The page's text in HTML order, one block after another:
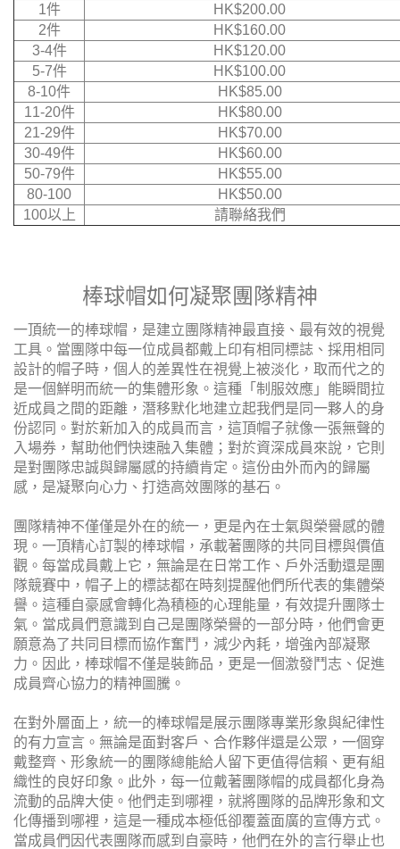
1件
HK$200.00
2件
HK$160.00
3-4件
HK$120.00
5-7件
HK$100.00
8-10件
HK$85.00
11-20件
HK$80.00
21-29件
HK$70.00
30-49件
HK$60.00
50-79件
HK$55.00
80-100
HK$50.00
100以上
請聯絡我們
棒球帽如何凝聚團隊精神
一頂統一的棒球帽，是建立團隊精神最直接、最有效的視覺
工具。當團隊中每一位成員都戴上印有相同標誌、採用相同
設計的帽子時，個人的差異性在視覺上被淡化，取而代之的
是一個鮮明而統一的集體形象。這種「制服效應」能瞬間拉
近成員之間的距離，潛移默化地建立起我們是同一夥人的身
份認同。對於新加入的成員而言，這頂帽子就像一張無聲的
入場券，幫助他們快速融入集體；對於資深成員來說，它則
是對團隊忠誠與歸屬感的持續肯定。這份由外而內的歸屬
感，是凝聚向心力、打造高效團隊的基石。
團隊精神不僅僅是外在的統一，更是內在士氣與榮譽感的體
現。一頂精心訂製的棒球帽，承載著團隊的共同目標與價值
觀。每當成員戴上它，無論是在日常工作、戶外活動還是團
隊競賽中，帽子上的標誌都在時刻提醒他們所代表的集體榮
譽。這種自豪感會轉化為積極的心理能量，有效提升團隊士
氣。當成員們意識到自己是團隊榮譽的一部分時，他們會更
願意為了共同目標而協作奮鬥，減少內耗，增強內部凝聚
力。因此，棒球帽不僅是裝飾品，更是一個激發鬥志、促進
成員齊心協力的精神圖騰。
在對外層面上，統一的棒球帽是展示團隊專業形象與紀律性
的有力宣言。無論是面對客戶、合作夥伴還是公眾，一個穿
戴整齊、形象統一的團隊總能給人留下更值得信賴、更有組
織性的良好印象。此外，每一位戴著團隊帽的成員都化身為
流動的品牌大使。他們走到哪裡，就將團隊的品牌形象和文
化傳播到哪裡，這是一種成本極低卻覆蓋面廣的宣傳方式。
當成員們因代表團隊而感到自豪時，他們在外的言行舉止也